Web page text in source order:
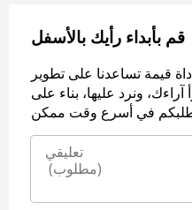
قم بأبداء رأيك بالأسفل
قيمة تساعدنا على تطوير
ونرد عليها، بناء على